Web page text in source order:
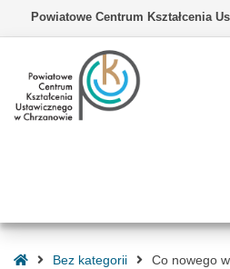
sterylizacji
medycznej?
Powiatowe Centrum Kształcenia
StronaBez kategorii Co nowego